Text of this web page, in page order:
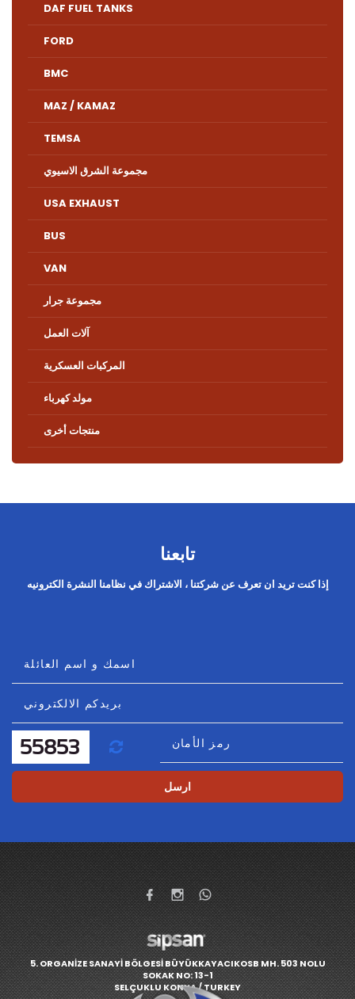
DAF FUEL TANKS
FORD
BMC
MAZ / KAMAZ
TEMSA
مجموعة الشرق الاسيوي
USA EXHAUST
BUS
VAN
مجموعة جرار
آلات العمل
المركبات العسكرية
مولد كهرباء
منتجات أخرى
تابعنا
إذا كنت تريد ان تعرف عن شركتنا ، الاشتراك في نظامنا النشرة الكترونيه
اسمك و اسم العائلة
بريدكم الالكتروني
رمز الأمان
ارسل
5. ORGANİZE SANAYİ BÖLGESİ BÜYÜKKAYACIKOSB MH. 503 NOLU
SOKAK NO: 13-1
SELÇUKLU KONYA / TURKEY